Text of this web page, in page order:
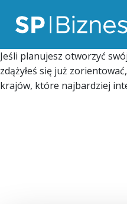
Jeśli planujesz otworzyć
zdążyłeś się już
krajów, które najbardziej